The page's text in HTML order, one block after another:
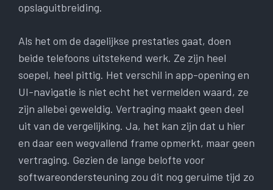
opslaguitbreiding.
Als het om de dagelijkse prestaties gaat, doen
beide telefoons uitstekend werk. Ze zijn heel
soepel, heel pittig. Het verschil in app-opening en
UI-navigatie is niet echt het vermelden waard, ze
zijn allebei geweldig. Vertraging maakt geen deel
uit van de vergelijking. Ja, het kan zijn dat u hier
en daar een wegvallend frame opmerkt, maar geen
vertraging. Gezien de lange belofte voor
softwareondersteuning zou dit nog geruime tijd zo